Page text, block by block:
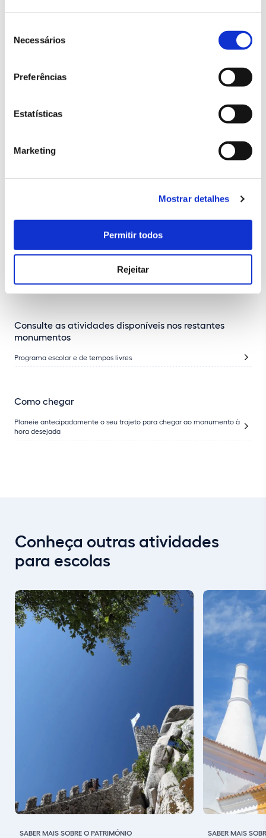
Necessários
Preferências
Estatísticas
Marketing
Mostrar detalhes
Permitir todos
Rejeitar
Cada bilhete grupo (1 a 15 alunos) inclui a participação gratuita
através do e-mailinfo@parquesdesintra.pt, do número +351 21
CONHEÇA TODA A PROGRAMAÇÃO ESCOLAR DO PALÁCIO
NACIONAL DE SINTRA
Consulte as atividades disponíveis nos restantes
monumentos
Programa escolar e de tempos livres
Como chegar
Planeie antecipadamente o seu trajeto para chegar ao monumento à
hora desejada
Conheça outras atividades
para escolas
SABER MAIS SOBRE O PATRIMÓNIO SABER MAIS